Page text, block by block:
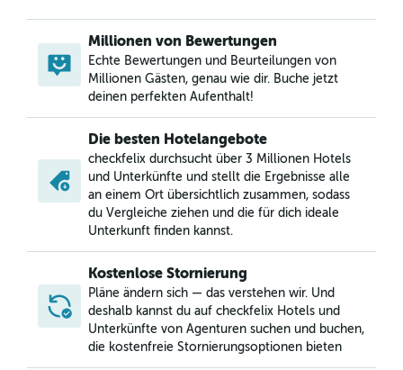
Millionen von Bewertungen
Echte Bewertungen und Beurteilungen von
Millionen Gästen, genau wie dir. Buche jetzt
deinen perfekten Aufenthalt!
Die besten Hotelangebote
checkfelix durchsucht über 3 Millionen Hotels
und Unterkünfte und stellt die Ergebnisse alle
an einem Ort übersichtlich zusammen, sodass
du Vergleiche ziehen und die für dich ideale
Unterkunft finden kannst.
Kostenlose Stornierung
Pläne ändern sich — das verstehen wir. Und
deshalb kannst du auf checkfelix Hotels und
Unterkünfte von Agenturen suchen und buchen,
die kostenfreie Stornierungsoptionen bieten